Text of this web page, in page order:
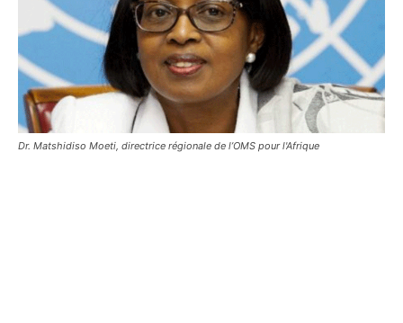
Dr. Matshidiso Moeti, directrice régionale de l’OMS pour l'Afrique